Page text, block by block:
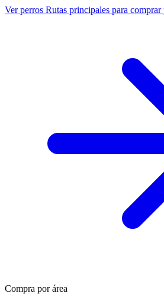
Ver perros Rutas principales para comprar
Compra por área